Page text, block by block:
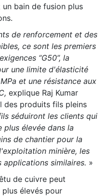
bain de fusion plus
de renforcement et des
ce sont les premiers
“G50”, la
une limite d'élasticité
et une résistance aux
explique Raj Kumar
des produits fils pleins
séduiront les clients qui
plus élevée dans la
de chantier pour la
minière, les
applications similaires. »
de cuivre peut
élevés pour